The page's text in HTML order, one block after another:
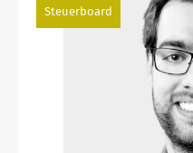
Steuerboard